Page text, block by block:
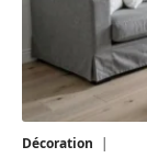
Décoration